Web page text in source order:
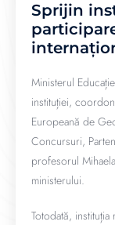
Sprijin
Ministerul
instituției,
Europeană de
Concursuri,
profesorul
ministerului.
Totodată,